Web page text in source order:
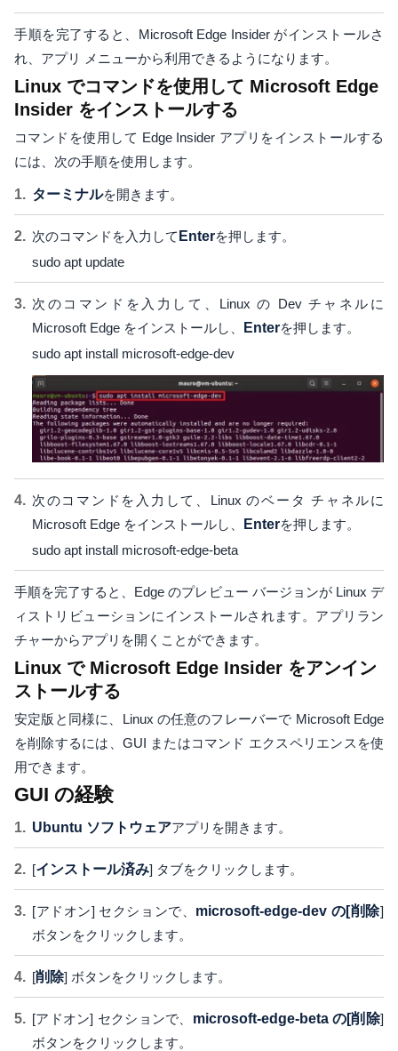
手順を完了すると、Microsoft Edge Insider がインストールさ
れ、アプリ メニューから利用できるようになります。
Linux でコマンドを使用して Microsoft Edge
Insider をインストールする
コマンドを使用して Edge Insider アプリをインストールする
には、次の手順を使用します。
ターミナルを開きます。
次のコマンドを入力して Enterを押します。
sudo apt update
次のコマンドを入力して、Linux の Dev チャネルに
Microsoft Edge をインストールし、
Enterを押します。
sudo apt install microsoft-edge-dev
次のコマンドを入力して、Linux のベータ チャネルに
Microsoft Edge をインストールし、
Enterを押します。
sudo apt install microsoft-edge-beta
手順を完了すると、Edge のプレビュー バージョンが Linux デ
ィストリビューションにインストールされます。アプリラン
チャーからアプリを開くことができます。
Linux で Microsoft Edge Insider をアンイン
ストールする
安定版と同様に、Linux の任意のフレーバーで Microsoft Edge
を削除するには、GUI またはコマンド エクスペリエンスを使
用できます。
GUI の経験
Ubuntu ソフトウェアアプリを開きます。
[インストール済み] タブをクリックします。
[アドオン] セクションで、 microsoft-edge-dev の[削除]
ボタンをクリックします。
[削除] ボタンをクリックします。
[アドオン] セクションで、 microsoft-edge-beta の[削除]
ボタンをクリックします。